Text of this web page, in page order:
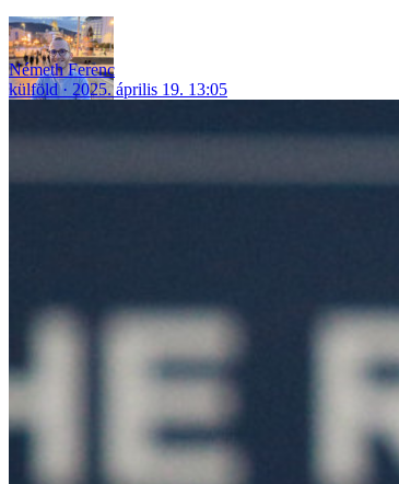
Németh Ferenc
külföld
2025. április 19. 13:05